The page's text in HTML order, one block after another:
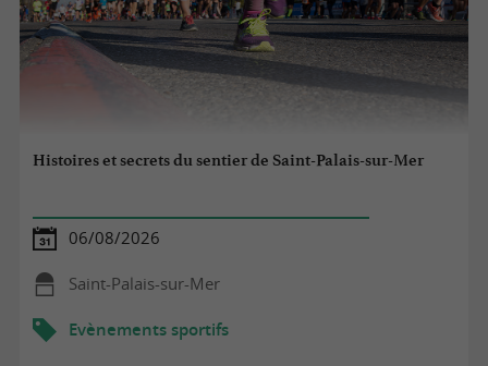
Histoires et secrets du sentier de Saint-Palais-sur-Mer
06/08/2026
Saint-Palais-sur-Mer
Evènements sportifs